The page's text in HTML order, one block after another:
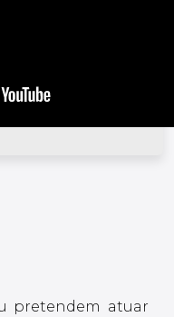
pretendem atuar